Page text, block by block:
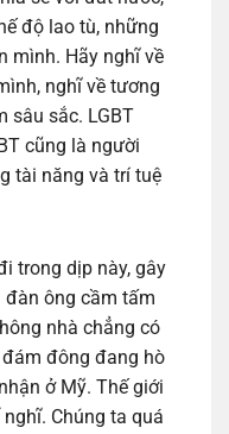
độ lao tù, những
mình. Hãy nghĩ về
nghĩ về tương
sâu sắc. LGBT
cũng là người
tài năng và trí tuệ
trong dịp này, gây
đàn ông cầm tấm
nhà chẳng có
đông đang hò
ở Mỹ. Thế giới
Chúng ta quá